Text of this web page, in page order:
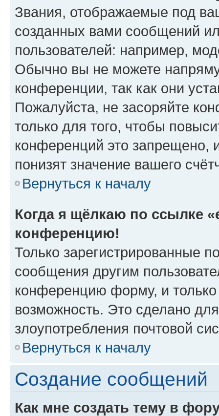
Звания, отображаемые под
созданных вами сообщений
пользователей: например,
Обычно вы не можете
конференции, так как они
Пожалуйста, не засоряйте
только для того, чтобы
конференций это запрещено,
понизят значение вашего
Вернуться к началу
Когда я щёлкаю по ссылке
конференцию!
Только зарегистрированные
сообщения другим
конференцию форму, и
возможность. Это сделано
злоупотребления почтовой
Вернуться к началу
Создание сообщений
Как мне создать тему в